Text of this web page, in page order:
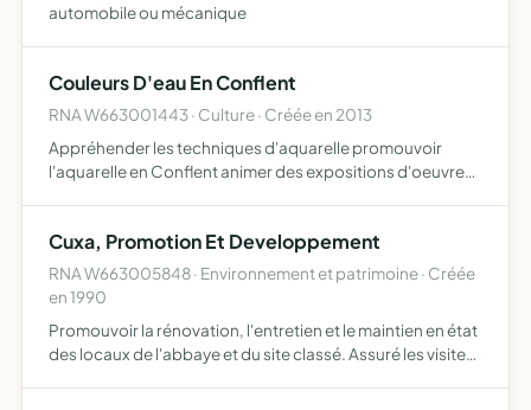
automobile ou mécanique
Couleurs D'eau En Conflent
RNA W663001443 · Culture · Créée en 2013
Appréhender les techniques d'aquarelle promouvoir
l'aquarelle en Conflent animer des expositions d'oeuvres
Cuxa, Promotion Et Developpement
RNA W663005848 · Environnement et patrimoine · Créée
en 1990
Promouvoir la rénovation, l'entretien et le maintien en état
des locaux de l'abbaye et du site classé. Assuré les visites